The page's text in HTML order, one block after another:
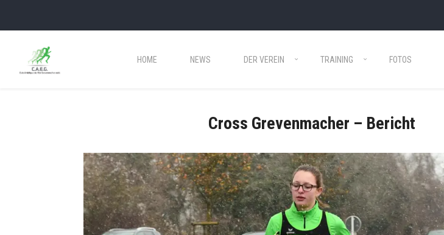
HOME NEWS DER VEREIN TRAINING FOTOS
Cross Grevenmacher – Bericht